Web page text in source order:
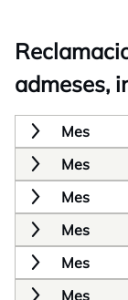
admeses,
Mes
Mes
Mes
Mes
Mes
Mes